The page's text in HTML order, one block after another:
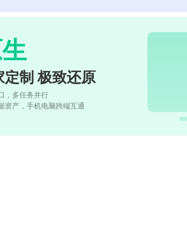
定制 极致还原
，多任务并行
资产，手机电脑跨端互通